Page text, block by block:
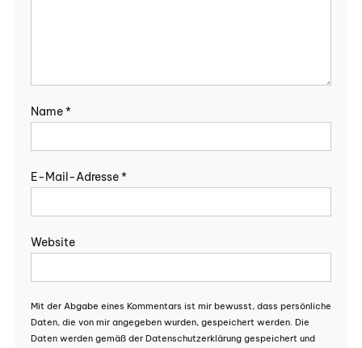
Name*
E-Mail-Adresse*
Website
Mit der Abgabe eines Kommentars ist mir bewusst, dass persönliche
Daten, die von mir angegeben wurden, gespeichert werden. Die
Daten werden gemäß der Datenschutzerklärung gespeichert und